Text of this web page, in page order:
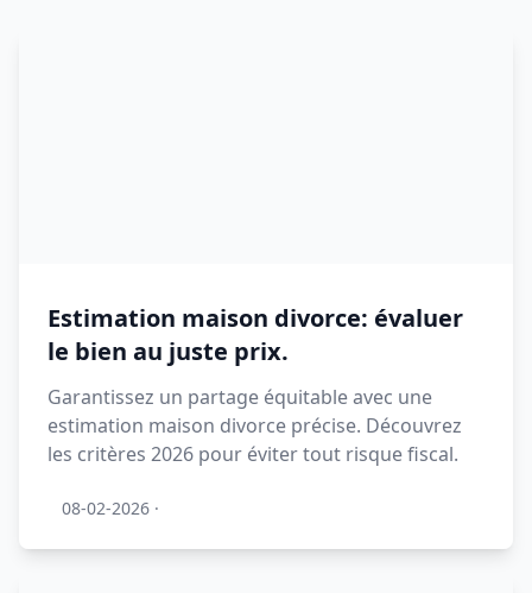
Estimation maison divorce: évaluer
le bien au juste prix.
Garantissez un partage équitable avec une
estimation maison divorce précise. Découvrez
les critères 2026 pour éviter tout risque fiscal.
08-02-2026 ·